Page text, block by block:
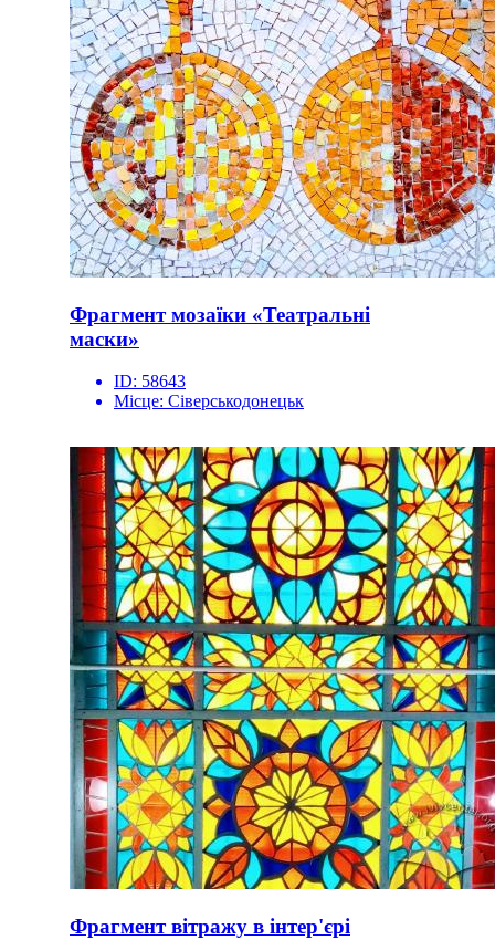
Фрагмент мозаїки «Театральні
маски»
ID: 58643
Місце: Сіверськодонецьк
Фрагмент вітражу в інтер'єрі